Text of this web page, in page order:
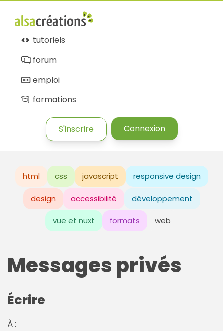
tutoriels
forum
emploi
formations
S'inscrire Connexion
html css javascript responsive design
design accessibilité développement
vue et nuxt formats web
Messages privés
Écrire
À :